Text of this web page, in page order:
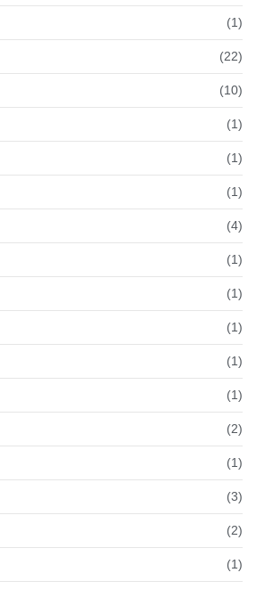
(1)
(22)
(10)
(1)
(1)
(1)
(4)
(1)
(1)
(1)
(1)
(1)
(2)
(1)
(3)
(2)
(1)